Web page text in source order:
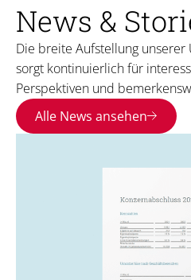
News &
Die breite Aufstellung
sorgt kontinuierlich für
Perspektiven und
Alle News ansehen